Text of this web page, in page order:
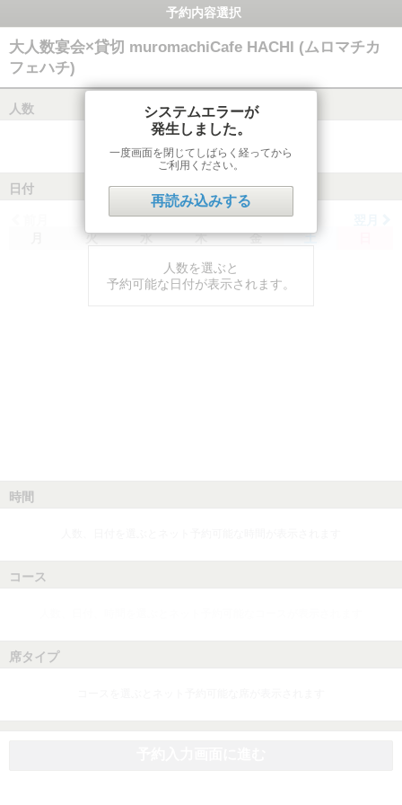
予約内容選択
大人数宴会×貸切 muromachiCafe HACHI (ムロマチカ
フェハチ)
人数
日付
火 水 木 金 土
人数を選ぶと
予約可能な日付が表示されます。
時間
コース
席タイプ
システムエラーが
発生しました。
一度画面を閉じてしばらく経ってから
ご利用ください。
再読み込みする